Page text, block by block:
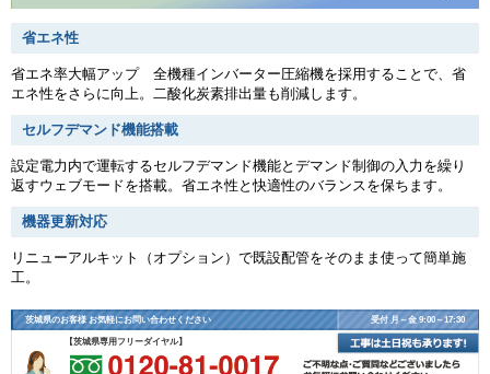
省エネ性
省エネ率大幅アップ 全機種インバーター圧縮機を採用することで、省
エネ性をさらに向上。二酸化炭素排出量も削減します。
セルフデマンド機能搭載
設定電力内で運転するセルフデマンド機能とデマンド制御の入力を繰り
返すウェブモードを搭載。省エネ性と快適性のバランスを保ちます。
機器更新対応
リニューアルキット（オプション）で既設配管をそのまま使って簡単施
工。
茨城県のお客様 お気軽にお問い合わせください 受付 月～金 9:00～17:30
【茨城県専用フリーダイヤル】